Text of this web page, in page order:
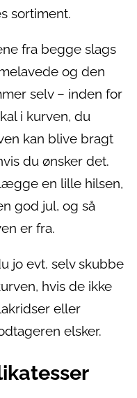
sortiment.
fra begge slags
og den
selv – inden for
i kurven, du
kan blive bragt
du ønsker det.
en lille hilsen,
god jul, og så
er fra.
jo evt. selv skubbe
hvis de ikke
eller
elsker.